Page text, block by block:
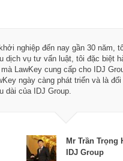
nghiệp đến nay gần 30 năm,
dịch vụ tư vấn luật, tôi đặc biệt
LawKey cung cấp cho IDJ
ngày càng phát triển và là
dài của IDJ Group.
Mr Trần Trọng
IDJ Group